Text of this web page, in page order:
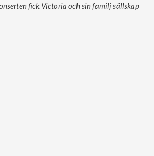
fick Victoria och sin familj sällskap